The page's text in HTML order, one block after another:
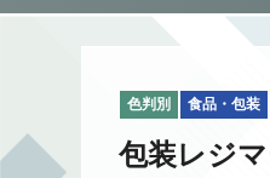
色判別 食品・包装
包装レジ